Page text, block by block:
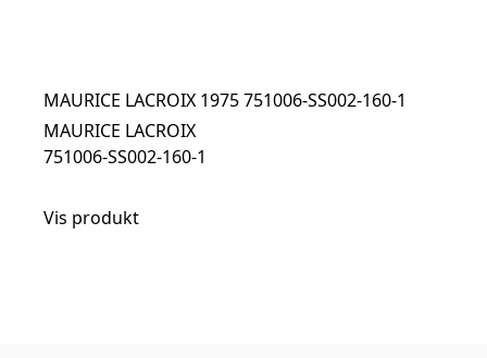
MAURICE LACROIX 1975 751006-SS002-160-1
MAURICE LACROIX
751006-SS002-160-1
Vis produkt